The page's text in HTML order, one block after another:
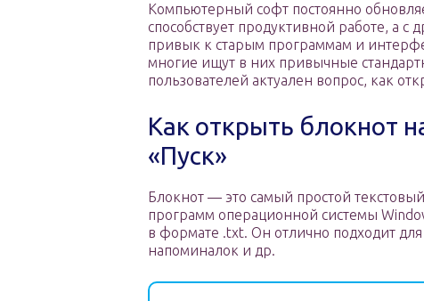
Компьютерный софт постоянно
способствует продуктивной работе, а с
привык к старым программам и
многие ищут в них привычные
пользователей актуален вопрос, как
Как открыть блокнот
«Пуск»
Блокнот — это самый простой
программ операционной системы
в формате .txt. Он отлично подходит
напоминалок и др.